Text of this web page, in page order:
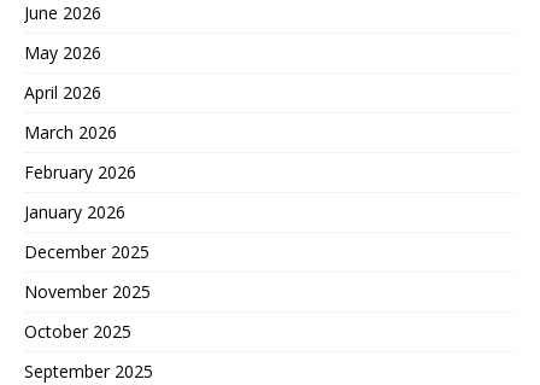
June 2026
May 2026
April 2026
March 2026
February 2026
January 2026
December 2025
November 2025
October 2025
September 2025